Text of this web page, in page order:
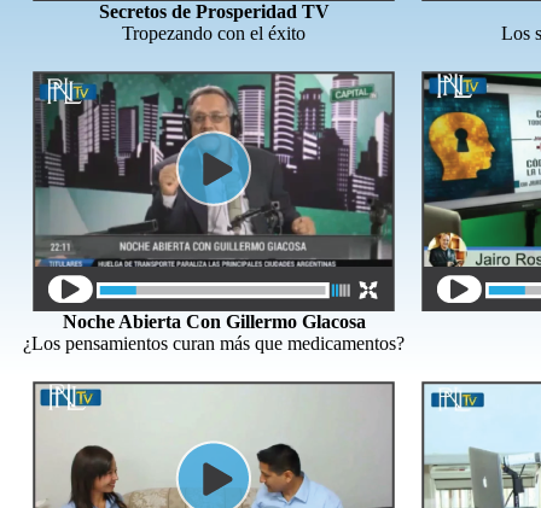
Secretos de Prosperidad TV
Tropezando con el éxito
Los
Noche Abierta Con Gillermo Glacosa
¿Los pensamientos curan más que medicamentos?